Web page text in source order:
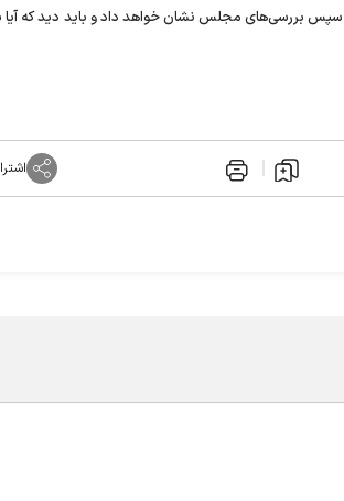
بررسی‌های مجلس نشان خواهد داد و باید دید که آیا